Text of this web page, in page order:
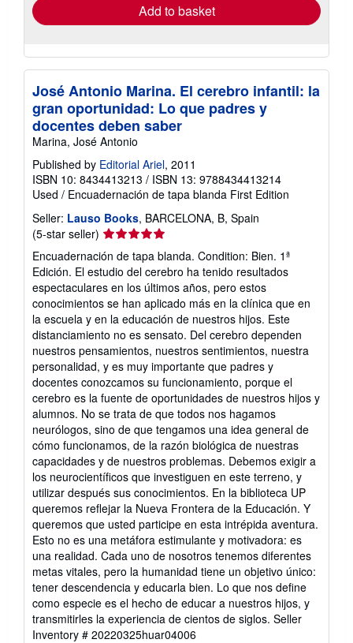
Add to basket
José Antonio Marina. El cerebro infantil: la
gran oportunidad: Lo que padres y
docentes deben saber
Marina, José Antonio
Published by Editorial Ariel, 2011
ISBN 10: 8434413213 / ISBN 13: 9788434413214
Used / Encuadernación de tapa blanda First Edition
Seller: Lauso Books, BARCELONA, B, Spain
(5-star seller) Seller
rating
5
out
of
5
stars
Encuadernación de tapa blanda. Condition: Bien. 1ª
Edición. El estudio del cerebro ha tenido resultados
espectaculares en los últimos años, pero estos
conocimientos se han aplicado más en la clínica que en
la escuela y en la educación de nuestros hijos. Este
distanciamiento no es sensato. Del cerebro dependen
nuestros pensamientos, nuestros sentimientos, nuestra
personalidad, y es muy importante que padres y
docentes conozcamos su funcionamiento, porque el
cerebro es la fuente de oportunidades de nuestros hijos y
alumnos. No se trata de que todos nos hagamos
neurólogos, sino de que tengamos una idea general de
cómo funcionamos, de la razón biológica de nuestras
capacidades y de nuestros problemas. Debemos exigir a
los neurocientíficos que investiguen en este terreno, y
utilizar después sus conocimientos. En la biblioteca UP
queremos reflejar la Nueva Frontera de la Educación. Y
queremos que usted participe en esta intrépida aventura.
Esto no es una metáfora estimulante y motivadora: es
una realidad. Cada uno de nosotros tenemos diferentes
metas vitales, pero la humanidad tiene un objetivo único:
tener descendencia y educarla bien. Lo que nos define
como especie es el hecho de educar a nuestros hijos, y
transmitirles la experiencia de cientos de siglos. Seller
Inventory # 20220325huar04006